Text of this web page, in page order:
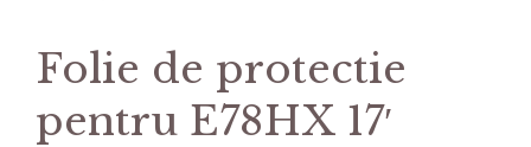
Folie de protectie
pentru E78HX 17′